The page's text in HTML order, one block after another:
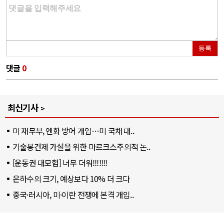
등록
댓글 0
최신기사
미 재무부, 엔화 방어 개입…미 국채 대..
기술봉건제 가설을 위한 마르크스주의적 논..
[운동권 대모험] 너무 더워!!!!!!!
은하수의 크기, 예상보다 10% 더 크다
중국·러시아, 미·이란 전쟁에 본격 개입..